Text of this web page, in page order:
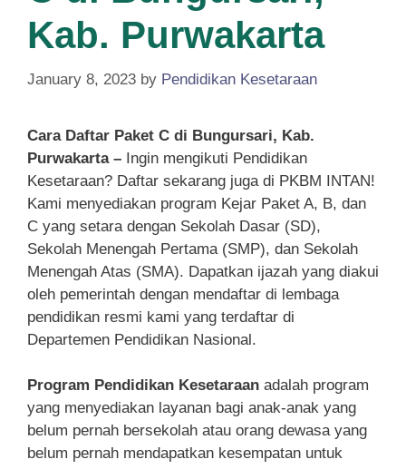
Kab. Purwakarta
January 8, 2023 by Pendidikan Kesetaraan
Cara Daftar Paket C di Bungursari, Kab.
Purwakarta – Ingin mengikuti Pendidikan
Kesetaraan? Daftar sekarang juga di PKBM INTAN!
Kami menyediakan program Kejar Paket A, B, dan
C yang setara dengan Sekolah Dasar (SD),
Sekolah Menengah Pertama (SMP), dan Sekolah
Menengah Atas (SMA). Dapatkan ijazah yang diakui
oleh pemerintah dengan mendaftar di lembaga
pendidikan resmi kami yang terdaftar di
Departemen Pendidikan Nasional.
Program Pendidikan Kesetaraan adalah program
yang menyediakan layanan bagi anak-anak yang
belum pernah bersekolah atau orang dewasa yang
belum pernah mendapatkan kesempatan untuk